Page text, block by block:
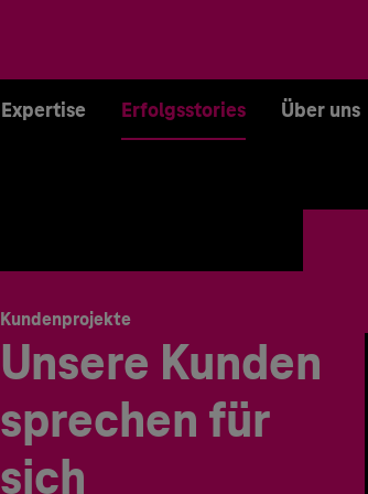
Expertise Erfolgsstories Über uns
Kundenprojekte
Unsere Kunden
sprechen für
sich